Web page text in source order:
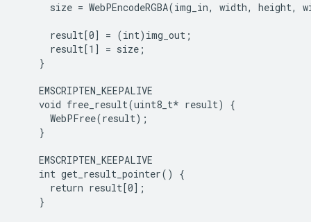
size = WebPEncodeRGBA(img_in, width, height,
      result[0] = (int)img_out;
      result[1] = size;
    }
    EMSCRIPTEN_KEEPALIVE
    void free_result(uint8_t*
result) {
      WebPFree(result);
    }
    EMSCRIPTEN_KEEPALIVE
    int get_result_pointer() {
      return result[0];
    }